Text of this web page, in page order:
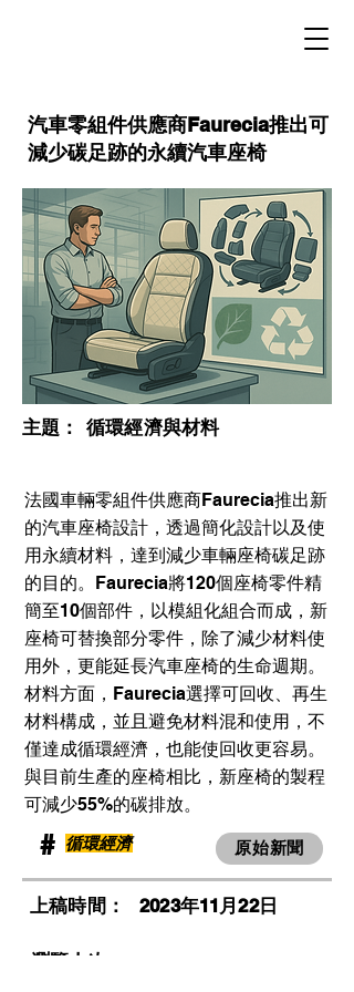
汽車零組件供應商Faurecia推出可
減少碳足跡的永續汽車座椅
​主題： 循環經濟與材料
法國車輛零組件供應商Faurecia推出新
的汽車座椅設計，透過簡化設計以及使
用永續材料，達到減少車輛座椅碳足跡
的目的。Faurecia將120個座椅零件精
簡至10個部件，以模組化組合而成，新
座椅可替換部分零件，除了減少材料使
用外，更能延長汽車座椅的生命週期。
材料方面，Faurecia選擇可回收、再生
材料構成，並且避免材料混和使用，不
僅達成循環經濟，也能使回收更容易。
與目前生產的座椅相比，新座椅的製程
可減少55%的碳排放。
​# 循環經濟 原始新聞
​上稿時間： 2023年11月22日
​瀏覽人次：